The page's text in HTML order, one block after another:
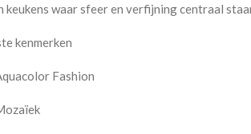
waar sfeer en verfijning centraal
kenmerken
Fashion